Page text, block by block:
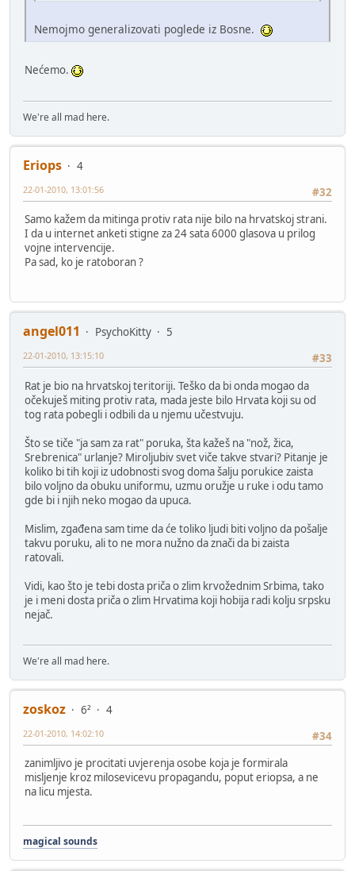
Nemojmo generalizovati poglede iz Bosne.
Nećemo.
We're all mad here.
Eriops
4
#32
22-01-2010, 13:01:56
Samo kažem da mitinga protiv rata nije bilo na hrvatskoj strani.
I da u internet anketi stigne za 24 sata 6000 glasova u prilog
vojne intervencije.
Pa sad, ko je ratoboran ?
angel011 PsychoKitty
5
#33
22-01-2010, 13:15:10
Rat je bio na hrvatskoj teritoriji. Teško da bi onda mogao da
očekuješ miting protiv rata, mada jeste bilo Hrvata koji su od
tog rata pobegli i odbili da u njemu učestvuju.
Što se tiče "ja sam za rat" poruka, šta kažeš na "nož, žica,
Srebrenica" urlanje? Miroljubiv svet viče takve stvari? Pitanje je
koliko bi tih koji iz udobnosti svog doma šalju porukice zaista
bilo voljno da obuku uniformu, uzmu oružje u ruke i odu tamo
gde bi i njih neko mogao da upuca.
Mislim, zgađena sam time da će toliko ljudi biti voljno da pošalje
takvu poruku, ali to ne mora nužno da znači da bi zaista
ratovali.
Vidi, kao što je tebi dosta priča o zlim krvožednim Srbima, tako
je i meni dosta priča o zlim Hrvatima koji hobija radi kolju srpsku
nejač.
We're all mad here.
zoskoz 6²
4
#34
22-01-2010, 14:02:10
zanimljivo je procitati uvjerenja osobe koja je formirala
misljenje kroz milosevicevu propagandu, poput eriopsa, a ne
na licu mjesta.
magical sounds